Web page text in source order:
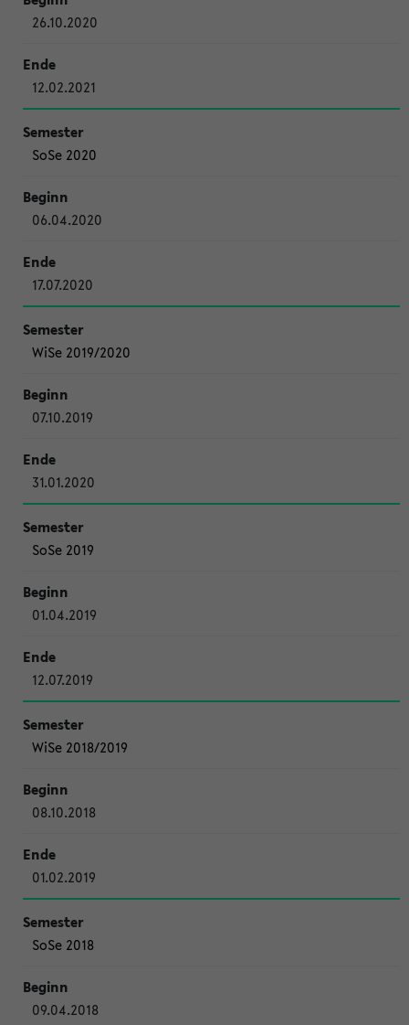
26.10.2020
12.02.2021
SoSe 2020
06.04.2020
17.07.2020
WiSe 2019/2020
07.10.2019
31.01.2020
SoSe 2019
01.04.2019
12.07.2019
WiSe 2018/2019
08.10.2018
01.02.2019
SoSe 2018
09.04.2018